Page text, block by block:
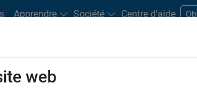
Apprendre Société Centre d'aide
bureaux Étudiants et carrières
web